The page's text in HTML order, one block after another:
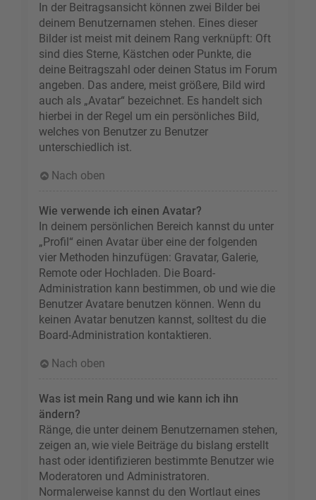
In der Beitragsansicht können zwei Bilder bei
deinem Benutzernamen stehen. Eines dieser
Bilder ist meist mit deinem Rang verknüpft: Oft
sind dies Sterne, Kästchen oder Punkte, die
deine Beitragszahl oder deinen Status im Forum
angeben. Das andere, meist größere, Bild wird
auch als „Avatar“ bezeichnet. Es handelt sich
hierbei in der Regel um ein persönliches Bild,
welches von Benutzer zu Benutzer
unterschiedlich ist.
Nach oben
Wie verwende ich einen Avatar?
In deinem persönlichen Bereich kannst du unter
„Profil“ einen Avatar über eine der folgenden
vier Methoden hinzufügen: Gravatar, Galerie,
Remote oder Hochladen. Die Board-
Administration kann bestimmen, ob und wie die
Benutzer Avatare benutzen können. Wenn du
keinen Avatar benutzen kannst, solltest du die
Board-Administration kontaktieren.
Nach oben
Was ist mein Rang und wie kann ich ihn
ändern?
Ränge, die unter deinem Benutzernamen stehen,
zeigen an, wie viele Beiträge du bislang erstellt
hast oder identifizieren bestimmte Benutzer wie
Moderatoren und Administratoren.
Normalerweise kannst du den Wortlaut eines